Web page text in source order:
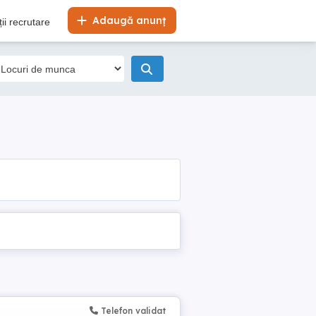
Adaugă anunț
recrutare
Telefon validat